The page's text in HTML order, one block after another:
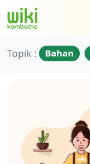
Topik : Bahan